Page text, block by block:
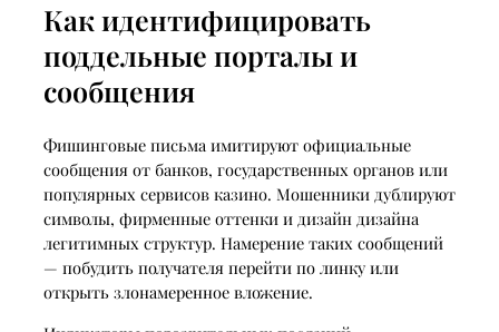
Как идентифицировать
поддельные порталы и
сообщения
Фишинговые письма имитируют официальные
сообщения от банков, государственных органов или
популярных сервисов казино. Мошенники дублируют
символы, фирменные оттенки и дизайн дизайна
легитимных структур. Намерение таких сообщений
— побудить получателя перейти по линку или
открыть злонамеренное вложение.